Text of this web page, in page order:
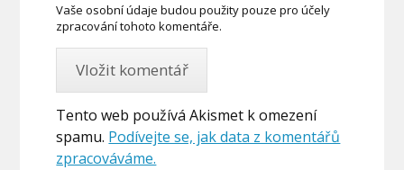
Vaše osobní údaje budou použity pouze pro účely
zpracování tohoto komentáře.
Tento web používá Akismet k omezení
spamu. Podívejte se, jak data z komentářů
zpracováváme.